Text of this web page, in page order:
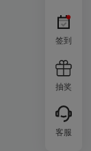
签到
抽奖
客服